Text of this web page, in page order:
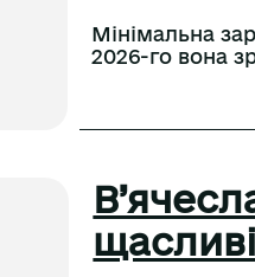
Мінімальна
2026-го вона
щасливі